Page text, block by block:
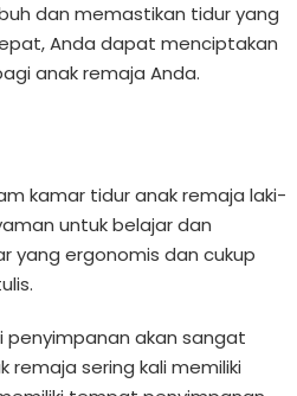
dan memastikan tidur yang
Anda dapat menciptakan
anak remaja Anda.
kamar tidur anak remaja laki-
untuk belajar dan
yang ergonomis dan cukup
penyimpanan akan sangat
sering kali memiliki